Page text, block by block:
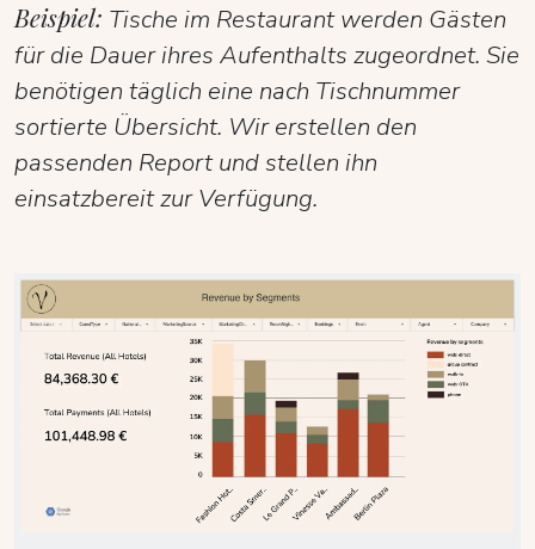
Beispiel: Tische im Restaurant werden Gästen
für die Dauer ihres Aufenthalts zugeordnet. Sie
benötigen täglich eine nach Tischnummer
sortierte Übersicht. Wir erstellen den
passenden Report und stellen ihn
einsatzbereit zur Verfügung.